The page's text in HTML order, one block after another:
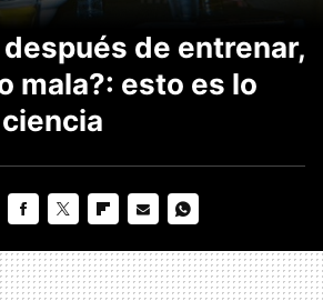
de entrenar,
mala?: esto es lo
MAIL